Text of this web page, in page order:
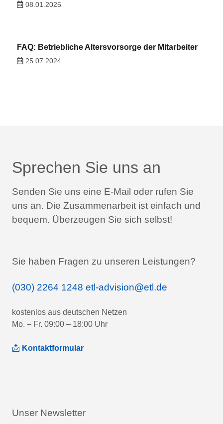
08.01.2025
FAQ: Betriebliche Altersvorsorge der Mitarbeiter
25.07.2024
Sprechen Sie uns an
Senden Sie uns eine E-Mail oder rufen Sie
uns an. Die Zusammenarbeit ist einfach und
bequem. Überzeugen Sie sich selbst!
Sie haben Fragen zu unseren Leistungen?
(030) 2264 1248 etl-advision@etl.de
kostenlos aus deutschen Netzen
Mo. – Fr. 09:00 – 18:00 Uhr
📩 Kontaktformular
Unser Newsletter